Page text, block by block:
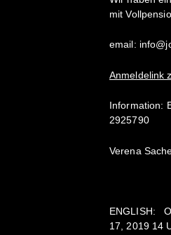
mit
email:
Anmeldelink
Information:
2925790
Verena
ENGLISH:
17, 2019 14